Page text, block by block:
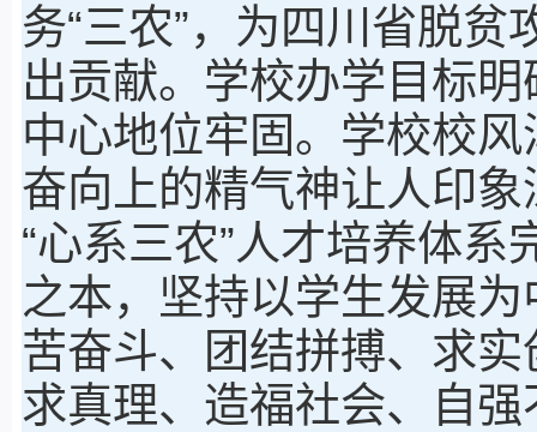
务“三农”，为四川省脱
出贡献。学校办学目标
中心地位牢固。学校校
奋向上的精气神让人印象
“心系三农”人才培养体
之本，坚持以学生发展
苦奋斗、团结拼搏、求实
求真理、造福社会、自